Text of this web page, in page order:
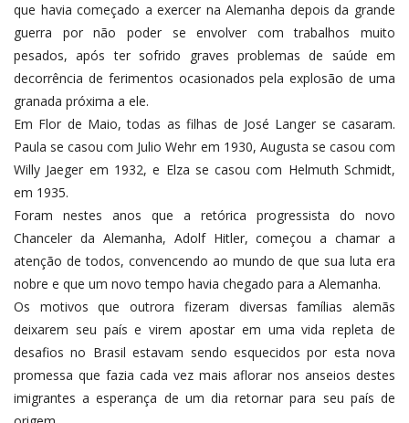
que havia começado a exercer na Alemanha depois da grande
guerra por não poder se envolver com trabalhos muito
pesados, após ter sofrido graves problemas de saúde em
decorrência de ferimentos ocasionados pela explosão de uma
granada próxima a ele.
Em Flor de Maio, todas as filhas de José Langer se casaram.
Paula se casou com Julio Wehr em 1930, Augusta se casou com
Willy Jaeger em 1932, e Elza se casou com Helmuth Schmidt,
em 1935.
Foram nestes anos que a retórica progressista do novo
Chanceler da Alemanha, Adolf Hitler, começou a chamar a
atenção de todos, convencendo ao mundo de que sua luta era
nobre e que um novo tempo havia chegado para a Alemanha.
Os motivos que outrora fizeram diversas famílias alemãs
deixarem seu país e virem apostar em uma vida repleta de
desafios no Brasil estavam sendo esquecidos por esta nova
promessa que fazia cada vez mais aflorar nos anseios destes
imigrantes a esperança de um dia retornar para seu país de